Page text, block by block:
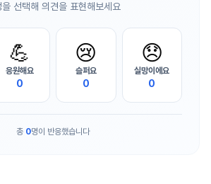
을 선택해 의견을 표현해보세요
💪
응원해요
0
😢
슬퍼요
0
😞
실망이에요
0
총 0명이 반응했습니다